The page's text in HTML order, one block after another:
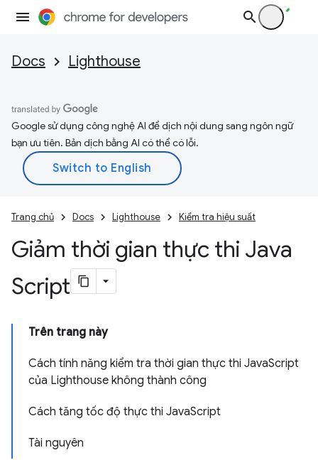
Docs Lighthouse
Google sử dụng công nghệ AI để dịch nội dung sang ngôn ngữ
bạn ưu tiên. Bản dịch bằng AI có thể có lỗi.
Trang chủ Docs Lighthouse Kiểm tra hiệu suất
Giảm thời gian thực thi Java
Script
Trên trang này
Cách tính năng kiểm tra thời gian thực thi JavaScript
của Lighthouse không thành công
Cách tăng tốc độ thực thi JavaScript
Tài nguyên